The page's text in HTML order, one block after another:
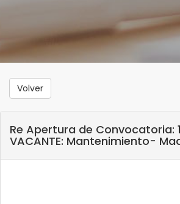
Volver
Re Apertura de Convocatoria: 1
VACANTE: Mantenimiento-